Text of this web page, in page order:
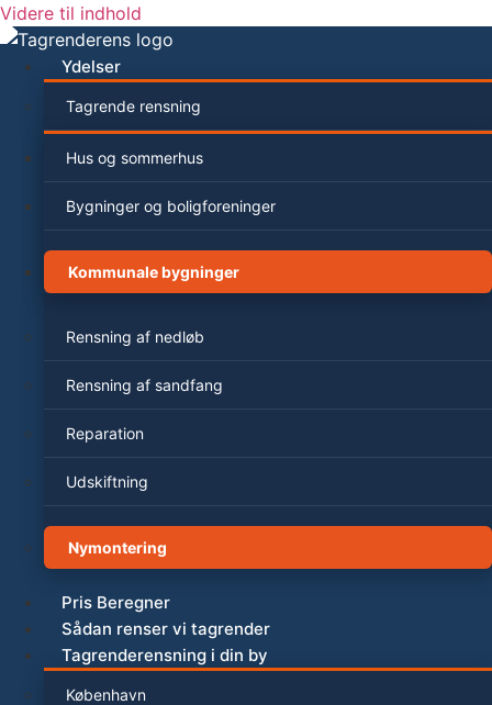
Videre til indhold
Ydelser
Tagrende rensning
Hus og sommerhus
Bygninger og boligforeninger
Kommunale bygninger
Rensning af nedløb
Rensning af sandfang
Reparation
Udskiftning
Nymontering
Pris Beregner
Sådan renser vi tagrender
Tagrenderensning i din by
København